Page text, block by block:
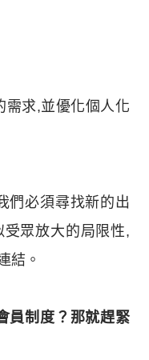
需求,並優化個人化
們必須尋找新的出
眾放大的局限性,
結。
員制度？那就趕緊